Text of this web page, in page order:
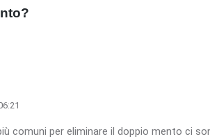
comuni per eliminare il doppio mento ci